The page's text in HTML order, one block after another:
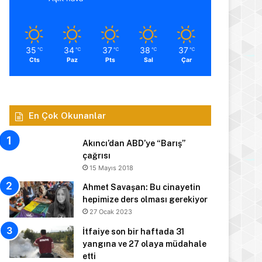
35 ℃
Cts
34 ℃
Paz
37 ℃
Pts
38 ℃
Sal
37 ℃
Çar
En Çok Okunanlar
Akıncı’dan ABD’ye “Barış”
çağrısı
15 Mayıs 2018
Ahmet Savaşan: Bu cinayetin
hepimize ders olması gerekiyor
27 Ocak 2023
İtfaiye son bir haftada 31
yangına ve 27 olaya müdahale
etti